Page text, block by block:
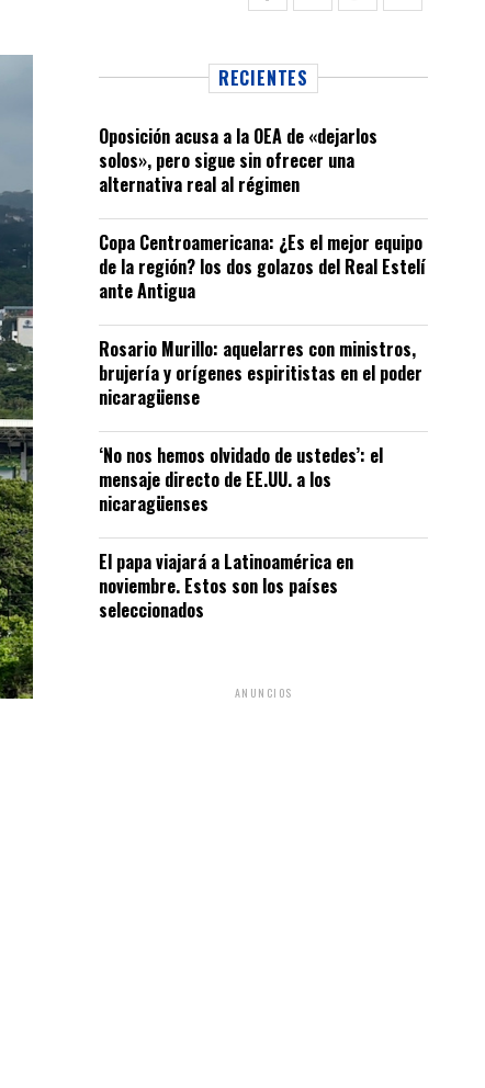
RECIENTES
Oposición acusa a la OEA de «dejarlos
solos», pero sigue sin ofrecer una
alternativa real al régimen
Copa Centroamericana: ¿Es el mejor equipo
de la región? los dos golazos del Real Estelí
ante Antigua
Rosario Murillo: aquelarres con ministros,
brujería y orígenes espiritistas en el poder
nicaragüense
‘No nos hemos olvidado de ustedes’: el
mensaje directo de EE.UU. a los
nicaragüenses
El papa viajará a Latinoamérica en
noviembre. Estos son los países
seleccionados
ANUNCIOS